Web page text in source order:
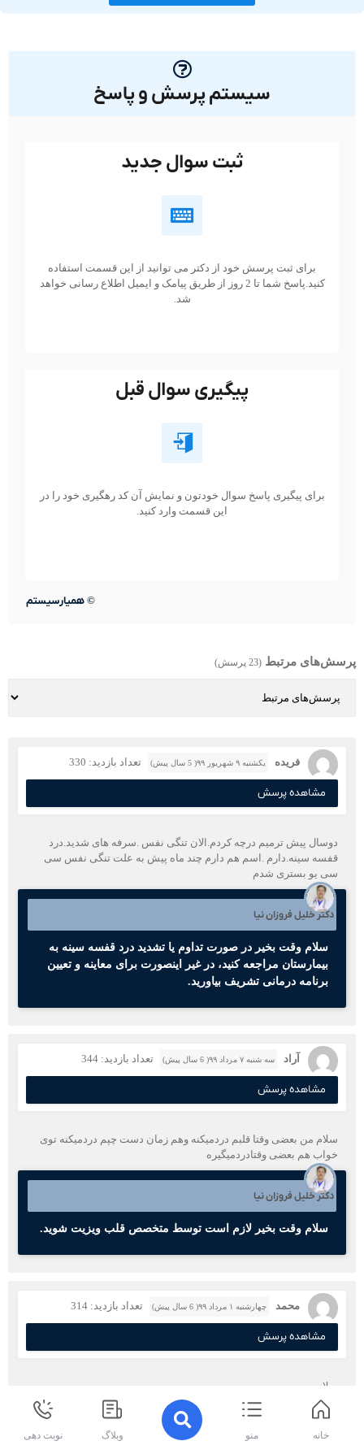
سیستم پرسش و پاسخ
ثبت سوال جدید
برای ثبت پرسش خود از دکتر می توانید از این قسمت استفاده
کنید.پاسخ شما تا 2 روز از طریق پیامک و ایمیل اطلاع رسانی خواهد
شد.
پیگیری سوال قبل
برای پیگیری پاسخ سوال خودتون و نمایش آن کد رهگیری خود را در
این قسمت وارد کنید.
© همیارسیستم
پرسش‌های مرتبط (23 پرسش)
فریده یکشنبه ۹ شهریور ۹۹( 5 سال پیش) تعداد بازدید: 330
مشاهده پرسش
دوسال پیش ترمیم درچه کردم.الان تنگی نفس .سرفه های شدید.درد
قفسه سینه.دارم .اسم هم دارم چند ماه پیش به علت تنگی نفس سی
سی یو بستری شدم
دکتر خلیل فروزان نیا
سلام وقت بخیر در صورت تداوم یا تشدید درد قفسه سینه به
بیمارستان مراجعه کنید، در غیر اینصورت برای معاینه و تعیین
برنامه درمانی تشریف بیاورید.
آراد سه شنبه ۷ مرداد ۹۹( 6 سال پیش) تعداد بازدید: 344
مشاهده پرسش
سلام من بعضی وقتا قلبم دردمیکنه وهم زمان دست چپم دردمیکنه توی
خواب هم بعضی وقتادردمیگیره
دکتر خلیل فروزان نیا
سلام وقت بخیر لازم است توسط متخصص قلب ویزیت شوید.
محمد چهارشنبه ۱ مرداد ۹۹( 6 سال پیش) تعداد بازدید: 314
مشاهده پرسش
سلام
آقای دکتر خسته نباسید
من در حدود ۲ سال است قرص متازیرو ۴۷/۵ روزی یک عدد صبح برای
تپش قلب میخورم هر بار خواستم کم کنم در قفسه سینه گرفتم
خانه منو وبلاگ نوبت دهی